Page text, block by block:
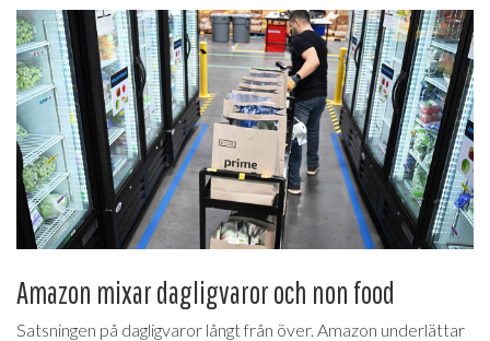
Amazon mixar dagligvaror och non food
Satsningen på dagligvaror långt från över. Amazon underlättar